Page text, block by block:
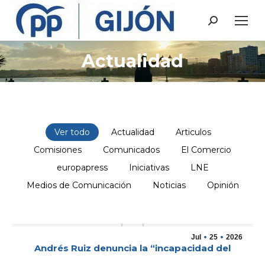
Buscar:
Actualidad
Estás aquí:
Ver todo Actualidad
Articulos
Comisiones
Comunicados
El Comercio
europapress
Iniciativas
LNE
Medios de Comunicación
Noticias Opinión
Jul 25 2026
Andrés Ruiz denuncia la “incapacidad del